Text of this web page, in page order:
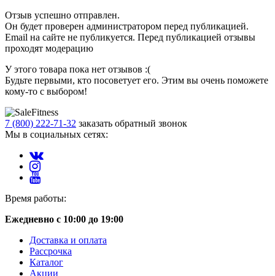
Отзыв успешно отправлен.
Он будет проверен администратором перед публикацией.
Email на сайте не публикуется. Перед публикацией отзывы
проходят модерацию
У этого товара пока нет отзывов :(
Будьте первыми, кто посоветует его. Этим вы очень поможете
кому-то с выбором!
7 (800) 222-71-32 заказать обратный звонок
Мы в социальных сетях:
Время работы:
Ежедневно с 10:00 до 19:00
Доставка и оплата
Рассрочка
Каталог
Акции